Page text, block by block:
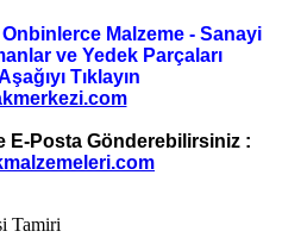
Malzeme - Sanayi
ve Yedek Parçaları
Tıklayın
E-Posta Gönderebilirsiniz :
Tamiri